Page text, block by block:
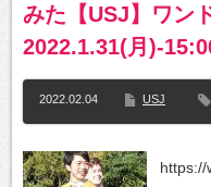
みた【USJ】ワン
2022.1.31(月)-
2022.02.04 USJ
https://